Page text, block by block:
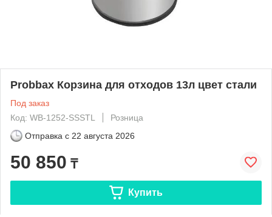
Probbax Корзина для отходов 13л цвет стали
Под заказ
Код: WB-1252-SSSTL
Розница
Отправка с 22 августа 2026
50 850 ₸
Купить